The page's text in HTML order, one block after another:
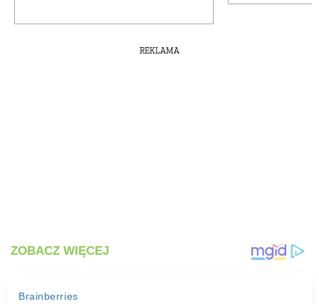
REKLAMA